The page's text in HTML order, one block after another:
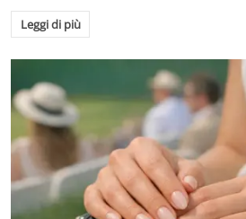
Leggi di più